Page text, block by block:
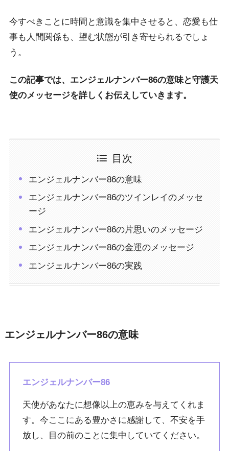
今すべきことに時間と意識を集中させると、恋愛も仕
事も人間関係も、望む状態が引き寄せられるでしょ
う。
この記事では、エンジェルナンバー86の意味と守護天
使のメッセージを詳しくお伝えしていきます。
目次
エンジェルナンバー86の意味
エンジェルナンバー86のツインレイのメッセ
ージ
エンジェルナンバー86の片思いのメッセージ
エンジェルナンバー86の金運のメッセージ
エンジェルナンバー86の実践
エンジェルナンバー86の意味
エンジェルナンバー86
天使があなたに想像以上の恵みを与えてくれま
す。今ここにある豊かさに感謝して、不安を手
放し、目の前のことに集中していてください。